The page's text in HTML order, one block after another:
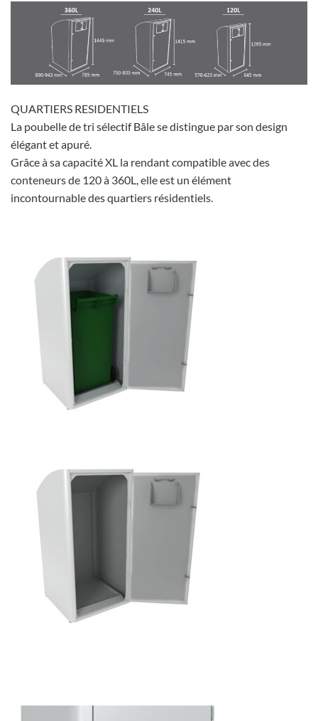
QUARTIERS RESIDENTIELS
La poubelle de tri sélectif Bâle se distingue par son design
élégant et apuré.
Grâce à sa capacité XL la rendant compatible avec des
conteneurs de 120 à 360L, elle est un élément
incontournable des quartiers résidentiels.